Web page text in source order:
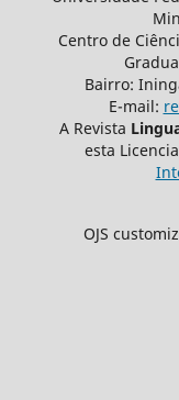
Centro de
Bairro:
E-mail:
A Revista
esta
OJS